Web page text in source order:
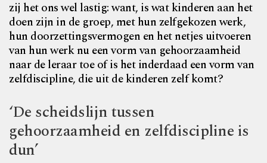
zij het ons wel lastig: want, is wat kinderen aan het
doen zijn in de groep, met hun zelfgekozen werk,
hun doorzettingsvermogen en het netjes uitvoeren
van hun werk nu een vorm van gehoorzaamheid
naar de leraar toe of is het inderdaad een vorm van
zelf­discipline, die uit de kinderen zelf komt?
‘De scheidslijn tussen
gehoorzaamheid en zelfdiscipline is
dun’